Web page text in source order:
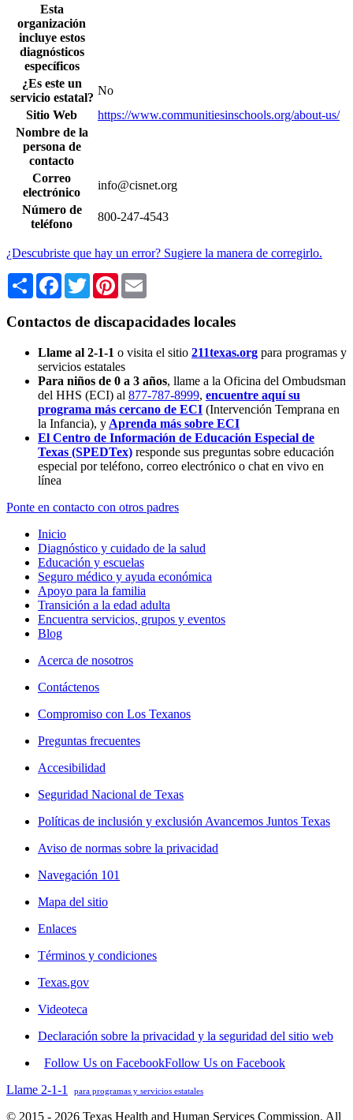
Esta
organización
incluye estos
diagnósticos
específicos
¿Es este un
servicio estatal?
No
Sitio Web
https://www.communitiesinschools.org/about-us/
Nombre de la
persona de
contacto
Correo
electrónico
info@cisnet.org
Número de
teléfono
800-247-4543
¿Descubriste que hay un error? Sugiere la manera de corregirlo.
Share Facebook
TwitterPinterest
Contactos de discapacidades locales
Llame al 2-1-1 o visita el sitio 211texas.org para programas y
servicios estatales
Para niños de 0 a 3 años, llame a la Oficina del Ombudsman
del HHS (ECI) al 877-787-8999, encuentre aquí su
programa más cercano de ECI (Intervención Temprana en
la Infancia), y Aprenda más sobre ECI
El Centro de Información de Educación Especial de
Texas (SPEDTex) responde sus preguntas sobre educación
especial por teléfono, correo electrónico o chat en vivo en
línea
Ponte en contacto con otros padres
Inicio
Diagnóstico y cuidado de la salud
Educación y escuelas
Seguro médico y ayuda económica
Apoyo para la familia
Transición a la edad adulta
Encuentra servicios, grupos y eventos
Blog
Acerca de nosotros
Contáctenos
Compromiso con Los Texanos
Preguntas frecuentes
Accesibilidad
Seguridad Nacional de Texas
Políticas de inclusión y exclusión Avancemos Juntos Texas
Aviso de normas sobre la privacidad
Navegación 101
Mapa del sitio
Enlaces
Términos y condiciones
Texas.gov
Videoteca
Declaración sobre la privacidad y la seguridad del sitio web
Follow Us on FacebookFollow Us on Facebook
Llame 2-1-1
para programas y servicios estatales
© 2015 - 2026 Texas Health and Human Services Commission. All